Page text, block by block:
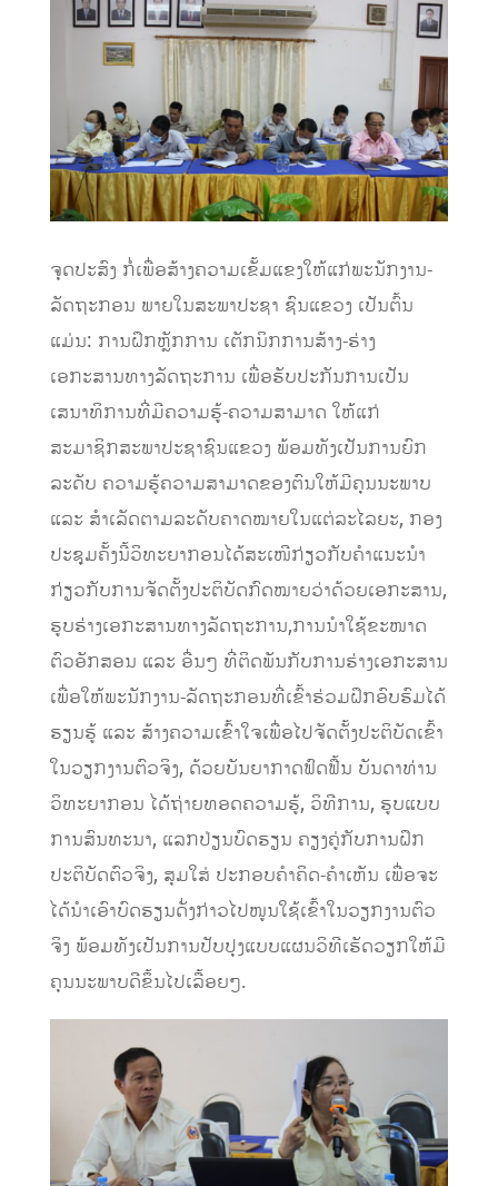
ຈຸດປະສົງ ກໍ່ເພື່ອສ້າງຄວາມເຂັ້ມແຂງໃຫ້ແກ່ພະນັກງານ-
ລັດຖະກອນ ພາຍໃນສະພາປະຊາ ຊົນແຂວງ ເປັນຕົ້ນ
ແມ່ນ: ການຝຶກຫຼັກການ ເຕັກນິກການສ້າງ-ຮ່າງ
ເອກະສານທາງລັດຖະການ ເພື່ອຮັບປະກັນການເປັນ
ເສນາທິການທີ່ມີຄວາມຮູ້-ຄວາມສາມາດ ໃຫ້ແກ່
ສະມາຊິກສະພາປະຊາຊົນແຂວງ ພ້ອມທັງເປັນການຍົກ
ລະດັບ ຄວາມຮູ້ຄວາມສາມາດຂອງຕົນໃຫ້ມີຄຸນນະພາບ
ແລະ ສໍາເລັດຕາມລະດັບຄາດໝາຍໃນແຕ່ລະໄລຍະ, ກອງ
ປະຊຸມຄັ້ງນີ້ວິທະຍາກອນໄດ້ສະເໜີກ່ຽວກັບຄໍາແນະນໍາ
ກ່ຽວກັບການຈັດຕັ້ງປະຕິບັດກົດໝາຍວ່າດ້ວຍເອກະສານ,
ຮູບຮ່າງເອກະສານທາງລັດຖະການ,ການນໍາໃຊ້ຂະໜາດ
ຕົວອັກສອນ ແລະ ອື່ນໆ ທີ່ຕິດພັນກັບການຮ່າງເອກະສານ
ເພື່ອໃຫ້ພະນັກງານ-ລັດຖະກອນທີ່ເຂົ້າຮ່ວມຝຶກອົບຮົມໄດ້
ຮຽນຮູ້ ແລະ ສ້າງຄວາມເຂົ້າໃຈເພື່ອໄປຈັດຕັ້ງປະຕິບັດເຂົ້າ
ໃນວຽກງານຕົວຈິງ, ດ້ວຍບັນຍາກາດຟົດຟື້ນ ບັນດາທ່ານ
ວິທະຍາກອນ ໄດ້ຖ່າຍທອດຄວາມຮູ້, ວິທີການ, ຮູບແບບ
ການສົນທະນາ, ແລກປ່ຽນບົດຮຽນ ຄຽງຄູ່ກັບການຝຶກ
ປະຕິບັດຕົວຈິງ, ສຸມໃສ່ ປະກອບຄໍາຄິດ-ຄໍາເຫັນ ເພື່ອຈະ
ໄດ້ນໍາເອົາບົດຮຽນດັ່ງກ່າວໄປໜູນໃຊ້ເຂົ້າໃນວຽກງານຕົວ
ຈິງ ພ້ອມທັງເປັນການປັບປຸງແບບແຜນວິທີເຮັດວຽກໃຫ້ມີ
ຄຸນນະພາບດີຂຶ້ນໄປເລື້ອຍໆ.